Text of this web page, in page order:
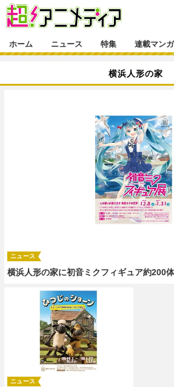
ゲーム・アプリ
連載マンガ一覧
番組・動画一覧
連載・ブログ一覧
編集部ブログ・お知らせ
ホーム ニュース 特集 連載マンガ
横浜人形の家
横浜人形の家に初音ミクフィギュア約200
ニュース
ニュース